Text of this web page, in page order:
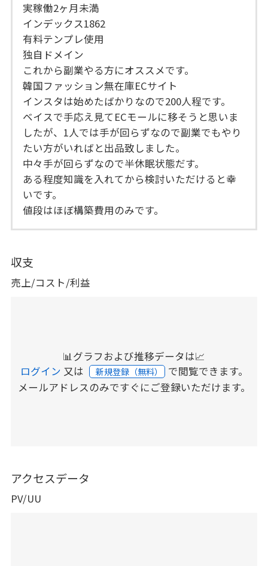
実稼働2ヶ月未満
インデックス1862
有料テンプレ使用
独自ドメイン
これから副業やる方にオススメです。
韓国ファッション無在庫ECサイト
インスタは始めたばかりなので200人程です。
ベイスで手応え見てECモールに移そうと思いま
したが、1人では手が回らずなので副業でもやり
たい方がいればと出品致しました。
中々手が回らずなので半休眠状態だす。
ある程度知識を入れてから検討いただけると幸
いです。
値段はほぼ構築費用のみです。
収支
売上/コスト/利益
📊グラフおよび推移データは📈
ログイン 又は 新規登録（無料） で閲覧できます。
メールアドレスのみですぐにご登録いただけます。
アクセスデータ
PV/UU